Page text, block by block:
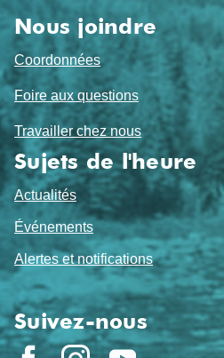
Nous joindre
Coordonnées
Foire aux questions
Travailler chez nous
Sujets de l'heure
Actualités
Événements
Alertes et notifications
Suivez-nous